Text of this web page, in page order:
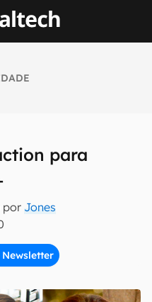
para
por Jones
em primeira
do Canaltech.